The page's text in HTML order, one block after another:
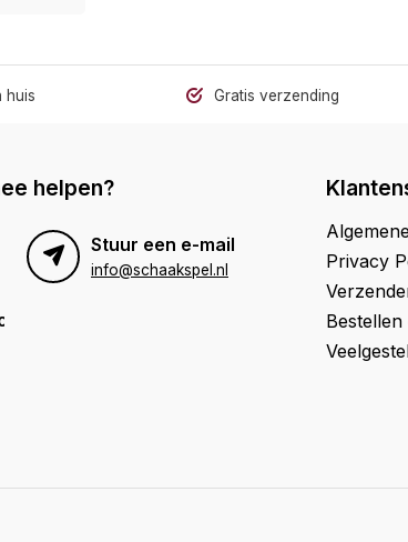
huis Gratis verzending
helpen?
Stuur een e-mail
info@schaakspel.nl
Privacy